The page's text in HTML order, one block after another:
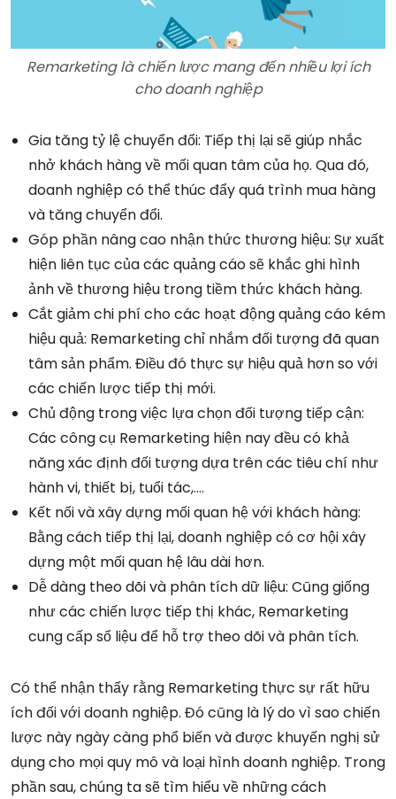
Remarketing là chiến lược mang đến nhiều lợi ích
cho doanh nghiệp
Gia tăng tỷ lệ chuyển đổi: Tiếp thị lại sẽ giúp nhắc
nhở khách hàng về mối quan tâm của họ. Qua đó,
doanh nghiệp có thể thúc đẩy quá trình mua hàng
và tăng chuyển đổi.
Góp phần nâng cao nhận thức thương hiệu: Sự xuất
hiện liên tục của các quảng cáo sẽ khắc ghi hình
ảnh về thương hiệu trong tiềm thức khách hàng.
Cắt giảm chi phí cho các hoạt động quảng cáo kém
hiệu quả: Remarketing chỉ nhắm đối tượng đã quan
tâm sản phẩm. Điều đó thực sự hiệu quả hơn so với
các chiến lược tiếp thị mới.
Chủ động trong việc lựa chọn đối tượng tiếp cận:
Các công cụ Remarketing hiện nay đều có khả
năng xác định đối tượng dựa trên các tiêu chí như
hành vi, thiết bị, tuổi tác,….
Kết nối và xây dựng mối quan hệ với khách hàng:
Bằng cách tiếp thị lại, doanh nghiệp có cơ hội xây
dựng một mối quan hệ lâu dài hơn.
Dễ dàng theo dõi và phân tích dữ liệu: Cũng giống
như các chiến lược tiếp thị khác, Remarketing
cung cấp số liệu để hỗ trợ theo dõi và phân tích.
Có thể nhận thấy rằng Remarketing thực sự rất hữu
ích đối với doanh nghiệp. Đó cũng là lý do vì sao chiến
lược này ngày càng phổ biến và được khuyến nghị sử
dụng cho mọi quy mô và loại hình doanh nghiệp. Trong
phần sau, chúng ta sẽ tìm hiểu về những cách